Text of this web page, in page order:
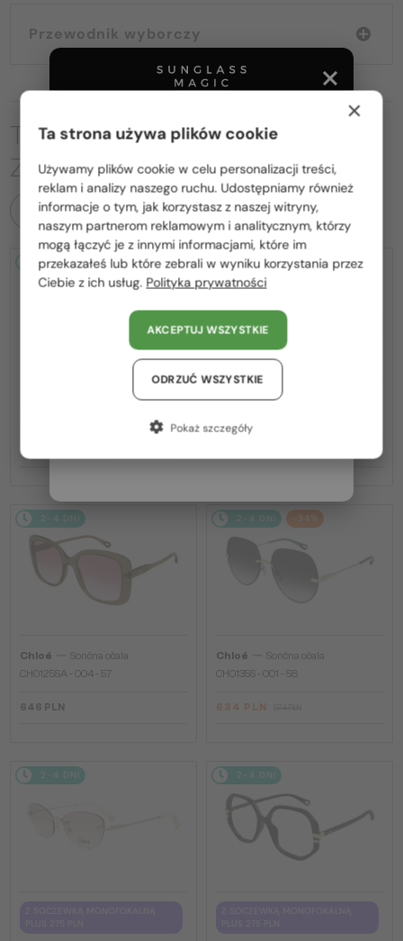
Przewodnik wyborczy
TO MOŻE CIĘ RÓWNIEŻ
ZAINTERESOWAĆ
WSZYSTKIE PRODUKTY
2-4 DNI
704 PLN
2-4 DNI
Chloé—Sončna očala
2-4 DNI
Chloé
Sončna očala
CH0125SA - 004 - 57
646 PLN
2-4 DNI -34%
Chloé
Sončna očala
CH0135S - 001 - 58
634 PLN
2-4 DNI 2-4 DNI
Proszę wybierz z listy odpowiedni dla Ciebie kraj:
Polska / PL
România / RO
Magyarország / HU
United Arab Emirates / EN
Austria / AT
Niemcy / DE
×
Ta strona używa plików cookie
Używamy plików cookie w celu personalizacji treści,
reklam i analizy naszego ruchu. Udostępniamy również
informacje o tym, jak korzystasz z naszej witryny,
naszym partnerom reklamowym i analitycznym, którzy
mogą łączyć je z innymi informacjami, które im
przekazałeś lub które zebrali w wyniku korzystania przez
Ciebie z ich usług. Polityka prywatności
AKCEPTUJ WSZYSTKIE
ODRZUĆ WSZYSTKIE
Pokaż szczegóły